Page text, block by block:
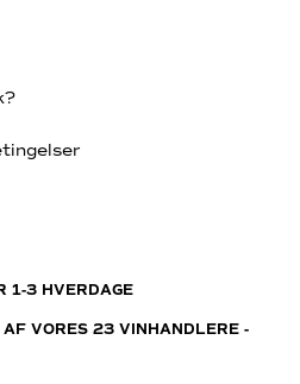
1-3 HVERDAGE
VORES 23 VINHANDLERE -